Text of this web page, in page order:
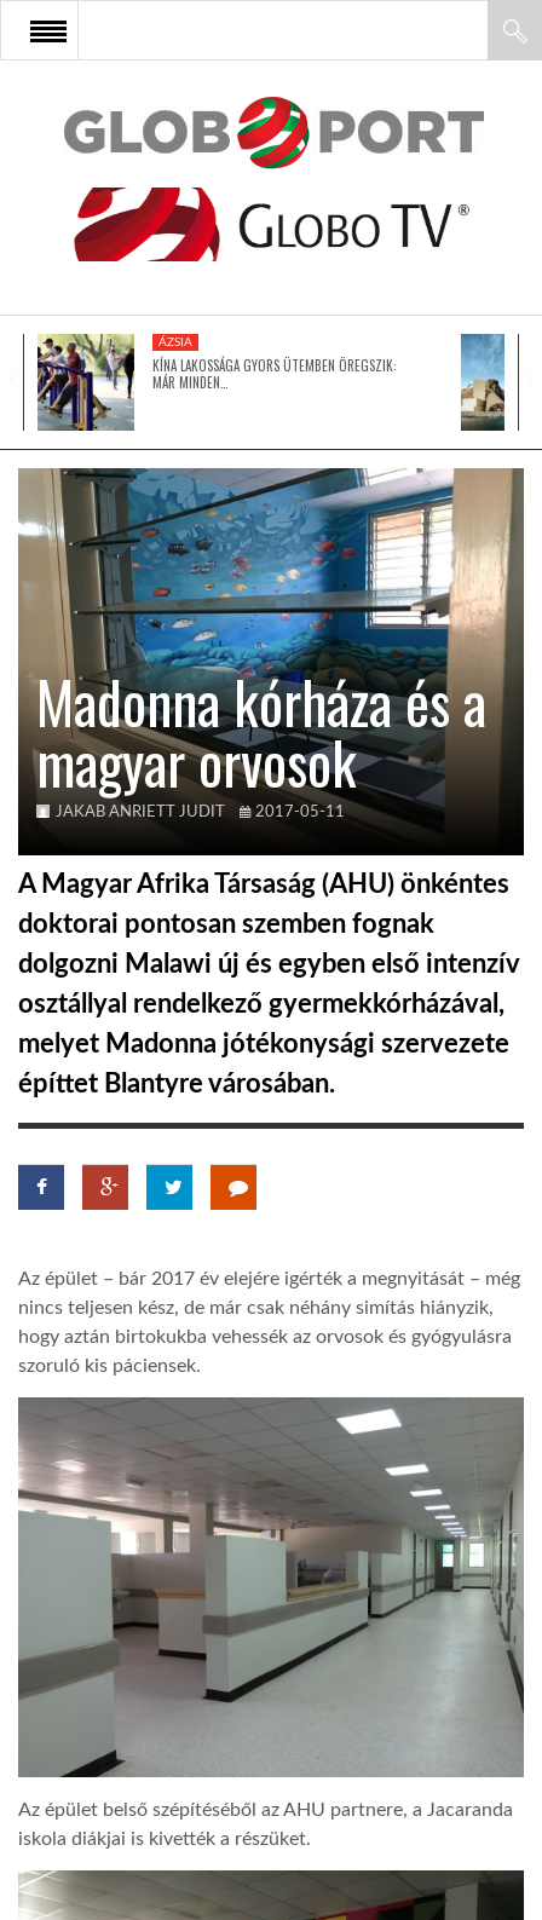
FŐOLDAL
AFRIKA
ÁZSIA
LATIN-AMERIKA
KÖZEL-KELET
AUSZTRÁLIA
A VILÁG ITTHON
GLOBOTV BP
HÍR3D
GLOBOTV
AFRIKA TUDÁSTÁR
A NAP SZÉPE
LINKTR.EE
GLOBOZSARU
DOBRAVERO.HU
LATIMO.HU
GLOBOBOOK
ÁZSIA
KÍNA LAKOSSÁGA GYORS ÜTEMBEN ÖREGSZIK:
MÁR MINDEN…
Madonna kórháza és a
magyar orvosok
JAKAB ANRIETT JUDIT 2017-05-11
A Magyar Afrika Társaság (AHU) önkéntes
doktorai pontosan szemben fognak
dolgozni Malawi új és egyben első intenzív
osztállyal rendelkező gyermekkórházával,
melyet Madonna jótékonysági szervezete
építtet Blantyre városában.
Az épület – bár 2017 év elejére igérték a megnyitását – még
nincs teljesen kész, de már csak néhány simítás hiányzik,
hogy aztán birtokukba vehessék az orvosok és gyógyulásra
szoruló kis páciensek.
Az épület belső szépítéséből az AHU partnere, a Jacaranda
iskola diákjai is kivették a részüket.